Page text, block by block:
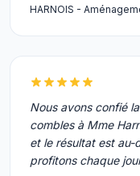
HARNOIS -
Nous avons confié
combles à Mme
et le résultat est au-
profitons chaque